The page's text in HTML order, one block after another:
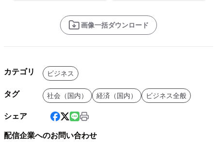
画像一括ダウンロード
カテゴリ ビジネス
タグ 社会（国内） 経済（国内） ビジネス全般
シェア
配信企業へのお問い合わせ